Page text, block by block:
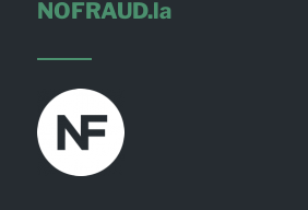
NOFRAUD.la